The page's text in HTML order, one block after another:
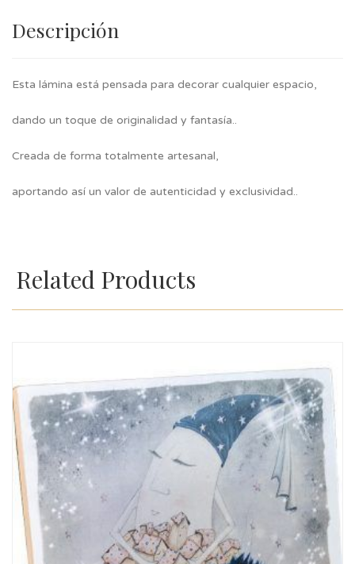
Descripción
Esta lámina está pensada para decorar cualquier espacio,
dando un toque de originalidad y fantasía..
Creada de forma totalmente artesanal,
aportando así un valor de autenticidad y exclusividad..
Related Products